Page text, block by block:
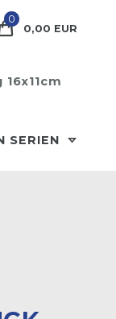
0
0,00 EUR
SERIEN